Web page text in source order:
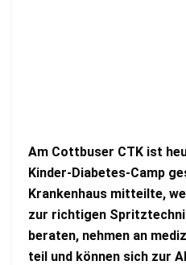
Am Cottbuser CTK ist
Kinder-Diabetes-Camp
Krankenhaus mitteilte,
zur richtigen
beraten, nehmen an
teil und können sich zur